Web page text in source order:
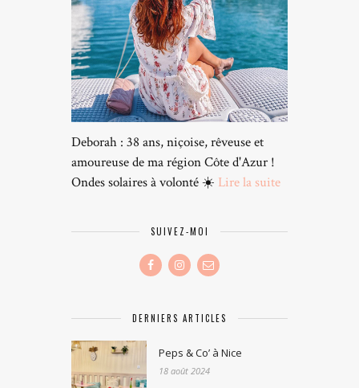
Deborah : 38 ans, niçoise, rêveuse et
amoureuse de ma région Côte d'Azur !
Ondes solaires à volonté ☀️ Lire la suite
SUIVEZ-MOI
DERNIERS ARTICLES
Peps & Co’ à Nice
18 août 2024